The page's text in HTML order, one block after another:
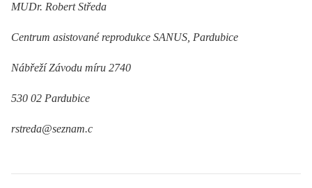
MUDr. Robert Středa
Centrum asistované reprodukce SANUS, Pardubice
Nábřeží Závodu míru 2740
530 02 Pardubice
rstreda@seznam.c